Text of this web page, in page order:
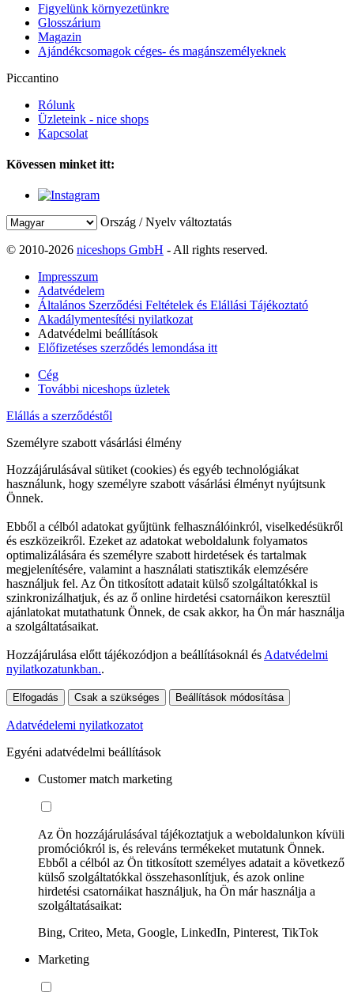
Figyelünk környezetünkre
Glosszárium
Magazin
Ajándékcsomagok céges- és magánszemélyeknek
Piccantino
Rólunk
Üzleteink - nice shops
Kapcsolat
Kövessen minket itt:
Ország / Nyelv változtatás
© 2010-2026 niceshops GmbH - All rights reserved.
Impresszum
Adatvédelem
Általános Szerződési Feltételek és Elállási Tájékoztató
Akadálymentesítési nyilatkozat
Adatvédelmi beállítások
Előfizetéses szerződés lemondása itt
Cég
További niceshops üzletek
Elállás a szerződéstől
Személyre szabott vásárlási élmény
Hozzájárulásával sütiket (cookies) és egyéb technológiákat
használunk, hogy személyre szabott vásárlási élményt nyújtsunk
Önnek.
Ebből a célból adatokat gyűjtünk felhasználóinkról, viselkedésükről
és eszközeikről. Ezeket az adatokat weboldalunk folyamatos
optimalizálására és személyre szabott hirdetések és tartalmak
megjelenítésére, valamint a használati statisztikák elemzésére
használjuk fel. Az Ön titkosított adatait külső szolgáltatókkal is
szinkronizálhatjuk, és az ő online hirdetési csatornáikon keresztül
ajánlatokat mutathatunk Önnek, de csak akkor, ha Ön már használja
a szolgáltatásaikat.
Hozzájárulása előtt tájékozódjon a beállításoknál és Adatvédelmi
nyilatkozatunkban..
Elfogadás Csak a szükséges Beállítások módosítása
Adatvédelemi nyilatkozatot
Egyéni adatvédelmi beállítások
Customer match marketing
Az Ön hozzájárulásával tájékoztatjuk a weboldalunkon kívüli
promóciókról is, és releváns termékeket mutatunk Önnek.
Ebből a célból az Ön titkosított személyes adatait a következő
külső szolgáltatókkal összehasonlítjuk, és azok online
hirdetési csatornáikat használjuk, ha Ön már használja a
szolgáltatásaikat:
Bing, Criteo, Meta, Google, LinkedIn, Pinterest, TikTok
Marketing